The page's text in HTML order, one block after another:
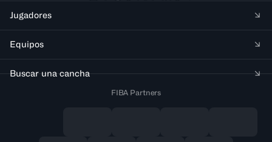
Jugadores
Equipos
Buscar una cancha
FIBA Partners